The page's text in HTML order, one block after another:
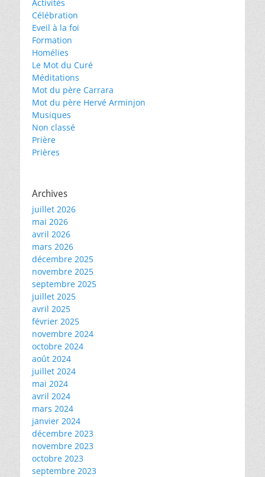
Activités
Célébration
Eveil à la foi
Formation
Homélies
Le Mot du Curé
Méditations
Mot du père Carrara
Mot du père Hervé Arminjon
Musiques
Non classé
Prière
Prières
Archives
juillet 2026
mai 2026
avril 2026
mars 2026
décembre 2025
novembre 2025
septembre 2025
juillet 2025
avril 2025
février 2025
novembre 2024
octobre 2024
août 2024
juillet 2024
mai 2024
avril 2024
mars 2024
janvier 2024
décembre 2023
novembre 2023
octobre 2023
septembre 2023